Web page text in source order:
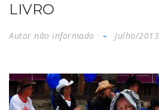
LIVRO
Autor não informado Julho/2013